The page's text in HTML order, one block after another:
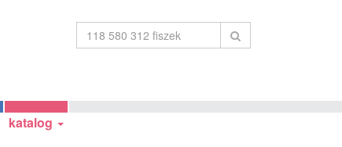
katalog